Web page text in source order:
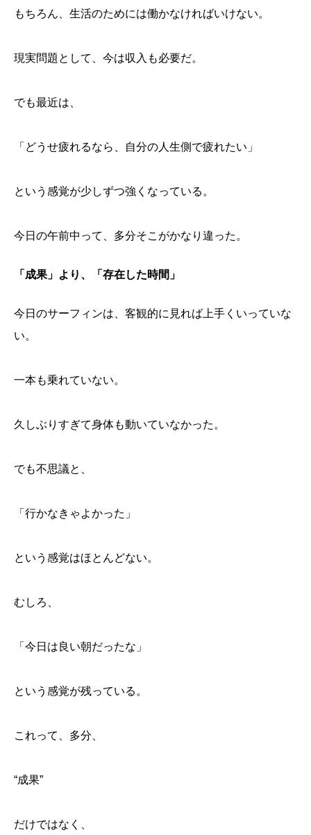
もちろん、生活のためには働かなければいけない。
現実問題として、今は収入も必要だ。
でも最近は、
「どうせ疲れるなら、自分の人生側で疲れたい」
という感覚が少しずつ強くなっている。
今日の午前中って、多分そこがかなり違った。
「成果」より、「存在した時間」
今日のサーフィンは、客観的に見れば上手くいっていな
い。
一本も乗れていない。
久しぶりすぎて身体も動いていなかった。
でも不思議と、
「行かなきゃよかった」
という感覚はほとんどない。
むしろ、
「今日は良い朝だったな」
という感覚が残っている。
これって、多分、
“成果”
だけではなく、